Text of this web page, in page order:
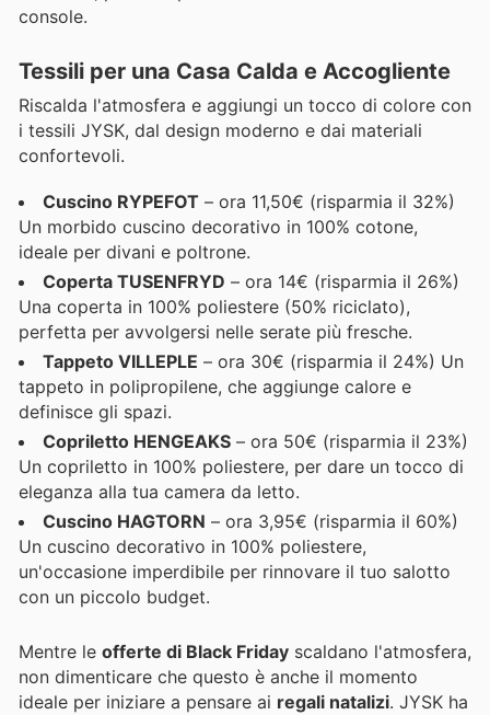
console.
Tessili per una Casa Calda e Accogliente
Riscalda l'atmosfera e aggiungi un tocco di colore con
i tessili JYSK, dal design moderno e dai materiali
confortevoli.
Cuscino RYPEFOT – ora 11,50€ (risparmia il 32%)
Un morbido cuscino decorativo in 100% cotone,
ideale per divani e poltrone.
Coperta TUSENFRYD – ora 14€ (risparmia il 26%)
Una coperta in 100% poliestere (50% riciclato),
perfetta per avvolgersi nelle serate più fresche.
Tappeto VILLEPLE – ora 30€ (risparmia il 24%) Un
tappeto in polipropilene, che aggiunge calore e
definisce gli spazi.
Copriletto HENGEAKS – ora 50€ (risparmia il 23%)
Un copriletto in 100% poliestere, per dare un tocco di
eleganza alla tua camera da letto.
Cuscino HAGTORN – ora 3,95€ (risparmia il 60%)
Un cuscino decorativo in 100% poliestere,
un'occasione imperdibile per rinnovare il tuo salotto
con un piccolo budget.
Mentre le offerte di Black Friday scaldano l'atmosfera,
non dimenticare che questo è anche il momento
ideale per iniziare a pensare ai regali natalizi. JYSK ha